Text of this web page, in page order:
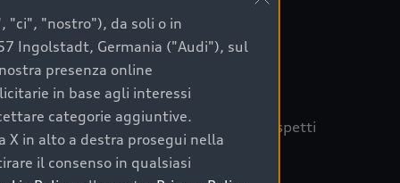
sicuro, è essenziale considerare aspetti
Prima Scelta :plus
"ci", "nostro"), da soli o in
Ingolstadt, Germania ("Audi"), sul
presenza online
in base agli interessi
categorie aggiuntive.
in alto a destra prosegui nella
il consenso in qualsiasi